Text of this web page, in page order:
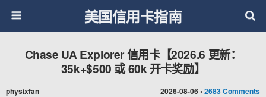
美国信用卡指南
2026-08-06 •2683 Comments
Chase UA Explorer 信用卡【2026.6 更新：
35k+$500 或 60k 开卡奖励】
physixfan